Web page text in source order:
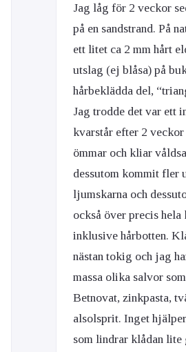
Jag låg för 2 veckor
på en sandstrand. På
ett litet ca 2 mm hårt
utslag (ej blåsa) på
hårbeklädda del,
Jag trodde det var ett
kvarstår efter 2 veckor
ömmar och kliar
dessutom kommit fler
ljumskarna och
också över precis hela
inklusive hårbotten.
nästan tokig och jag
massa olika salvor
Betnovat, zinkpasta,
alsolsprit. Inget
som lindrar klådan lite